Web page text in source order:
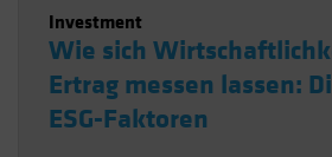
Investment
Wie sich
Ertrag messen lassen:
ESG-Faktoren